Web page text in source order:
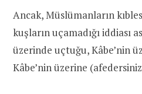
Ancak, Müslümanların
kuşların uçamadığı iddiası
üzerinde uçtuğu, Kâbe’nin
Kâbe’nin üzerine